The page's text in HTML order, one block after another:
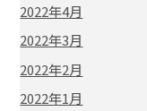
2022年4月
2022年3月
2022年2月
2022年1月